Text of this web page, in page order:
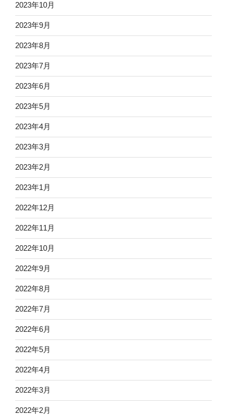
2023年10月
2023年9月
2023年8月
2023年7月
2023年6月
2023年5月
2023年4月
2023年3月
2023年2月
2023年1月
2022年12月
2022年11月
2022年10月
2022年9月
2022年8月
2022年7月
2022年6月
2022年5月
2022年4月
2022年3月
2022年2月